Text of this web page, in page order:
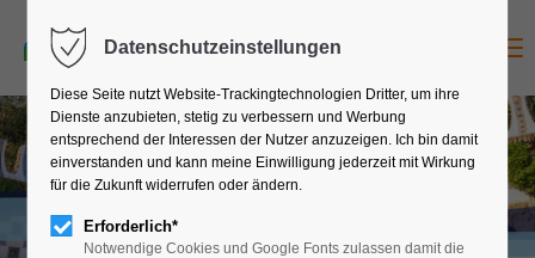
5
T
a
g
e
b
3
8
9
BARCELONA
jetzt anfragenDatenschutzeinstellungen
Diese Seite nutzt Website-Trackingtechnologien Dritter, um ihre
Dienste anzubieten, stetig zu verbessern und Werbung
entsprechend der Interessen der Nutzer anzuzeigen. Ich bin damit
einverstanden und kann meine Einwilligung jederzeit mit Wirkung
für die Zukunft widerrufen oder ändern.
Erforderlich*
Notwendige Cookies und Google Fonts zulassen damit die